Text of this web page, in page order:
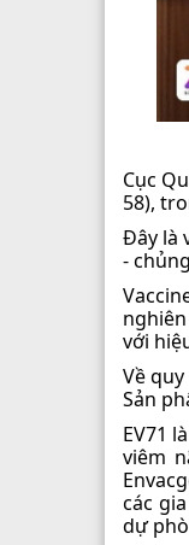
Cục
58),
Đây là
-
với
Về
Sản
EV71
viêm
các
dự